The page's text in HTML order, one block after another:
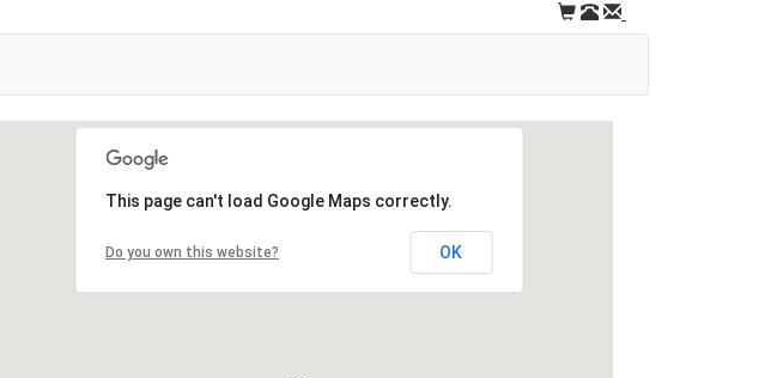
Loading...
This page can't load Google Maps correctly.
Do you own this website? OK